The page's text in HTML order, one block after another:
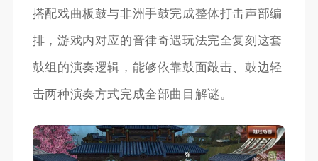
搭配戏曲板鼓与非洲手鼓完成整体打击声部编
排，游戏内对应的音律奇遇玩法完全复刻这套
鼓组的演奏逻辑，能够依靠鼓面敲击、鼓边轻
击两种演奏方式完成全部曲目解谜。